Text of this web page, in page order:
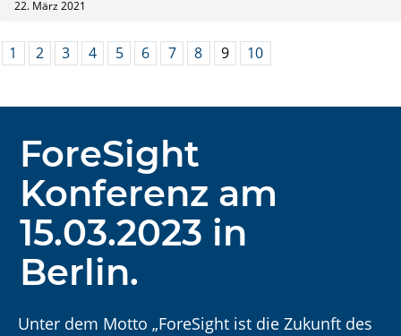
22. März 2021
1 2 3 4 5 6 7 8 9 10
ForeSight
Konferenz am
15.03.2023 in
Berlin.
Unter dem Motto „ForeSight ist die Zukunft des